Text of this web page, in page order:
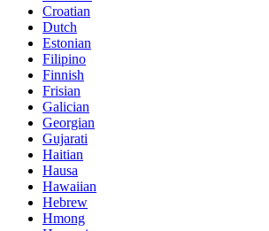
Croatian
Dutch
Estonian
Filipino
Finnish
Frisian
Galician
Georgian
Gujarati
Haitian
Hausa
Hawaiian
Hebrew
Hmong